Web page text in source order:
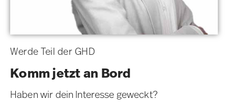
Werde Teil der GHD
Komm jetzt an Bord
Haben wir dein Interesse geweckt?